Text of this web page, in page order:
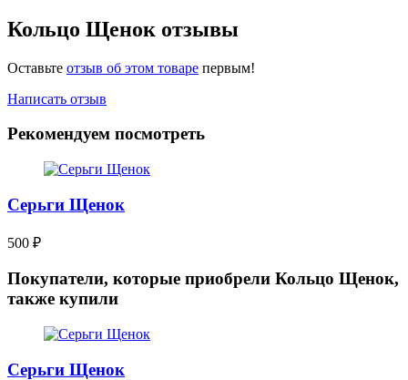
Кольцо Щенок отзывы
Оставьте отзыв об этом товаре первым!
Написать отзыв
Рекомендуем посмотреть
Серьги Щенок
500 ₽
Покупатели, которые приобрели Кольцо Щенок,
также купили
Серьги Щенок